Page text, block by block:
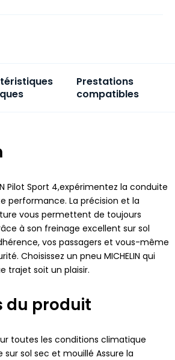
Prestations
compatibles
Pilot Sport 4,expérimentez la conduite
performance. La précision et la
vous permettent de toujours
à son freinage excellent sur sol
vos passagers et vous-même
Choisissez un pneu MICHELIN qui
trajet soit un plaisir.
du produit
toutes les conditions climatique
sol sec et mouillé Assure la